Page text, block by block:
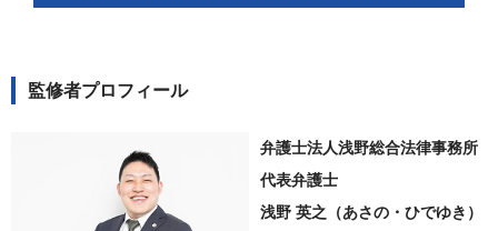
監修者プロフィール
弁護士法人浅野総合法律事務所
代表弁護士
浅野 英之（あさの・ひでゆき）